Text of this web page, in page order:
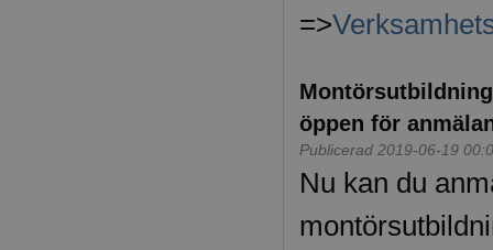
=>
öppen för
Publicerad 2019-06-19
Nu kan du